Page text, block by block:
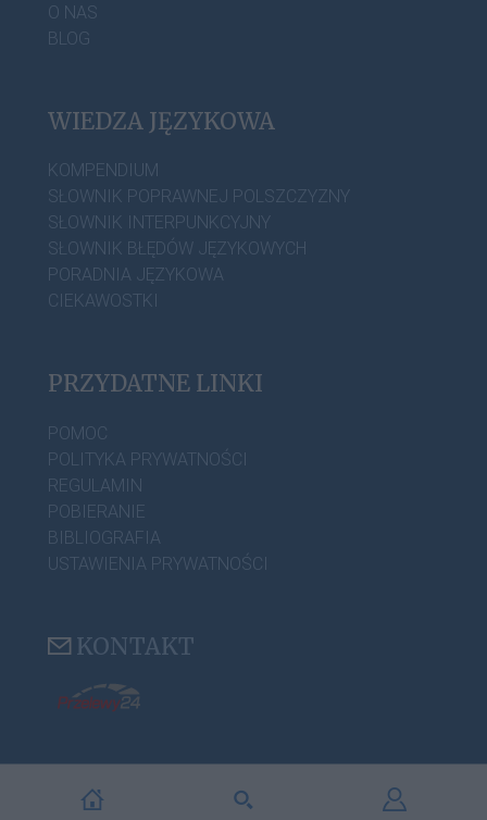
O NAS
BLOG
WIEDZA JĘZYKOWA
KOMPENDIUM
SŁOWNIK POPRAWNEJ POLSZCZYZNY
SŁOWNIK INTERPUNKCYJNY
SŁOWNIK BŁĘDÓW JĘZYKOWYCH
PORADNIA JĘZYKOWA
CIEKAWOSTKI
PRZYDATNE LINKI
POMOC
POLITYKA PRYWATNOŚCI
REGULAMIN
POBIERANIE
BIBLIOGRAFIA
USTAWIENIA PRYWATNOŚCI
KONTAKT